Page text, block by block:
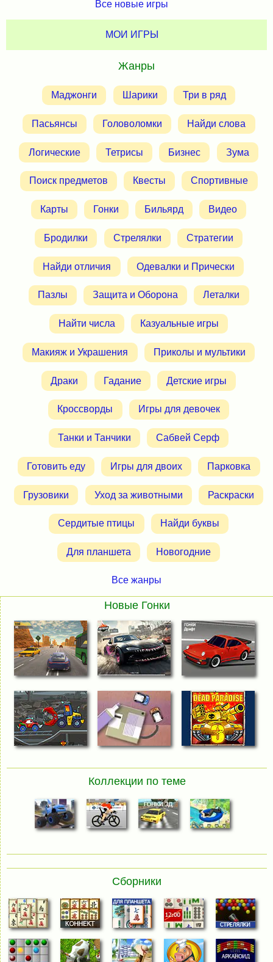
Все новые игры
МОИ ИГРЫ
Жанры
Маджонги Шарики Три в ряд
Пасьянсы Головоломки Найди слова
Логические Тетрисы Бизнес Зума
Поиск предметов Квесты Спортивные
Карты Гонки Бильярд Видео
Бродилки Стрелялки Стратегии
Найди отличия Одевалки и Прически
Пазлы Защита и Оборона Леталки
Найти числа Казуальные игры
Макияж и Украшения Приколы и мультики
Драки Гадание Детские игры
Кроссворды Игры для девочек
Танки и Танчики Сабвей Серф
Готовить еду Игры для двоих Парковка
Грузовики Уход за животными Раскраски
Сердитые птицы Найди буквы
Для планшета Новогодние
Все жанры
Новые Гонки
Коллекции по теме
Сборники